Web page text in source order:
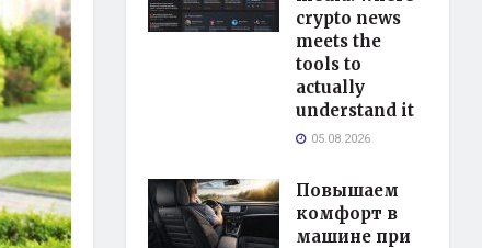
crypto news
meets the
tools to
actually
understand it
05.08.2026
Повышаем
комфорт в
машине при